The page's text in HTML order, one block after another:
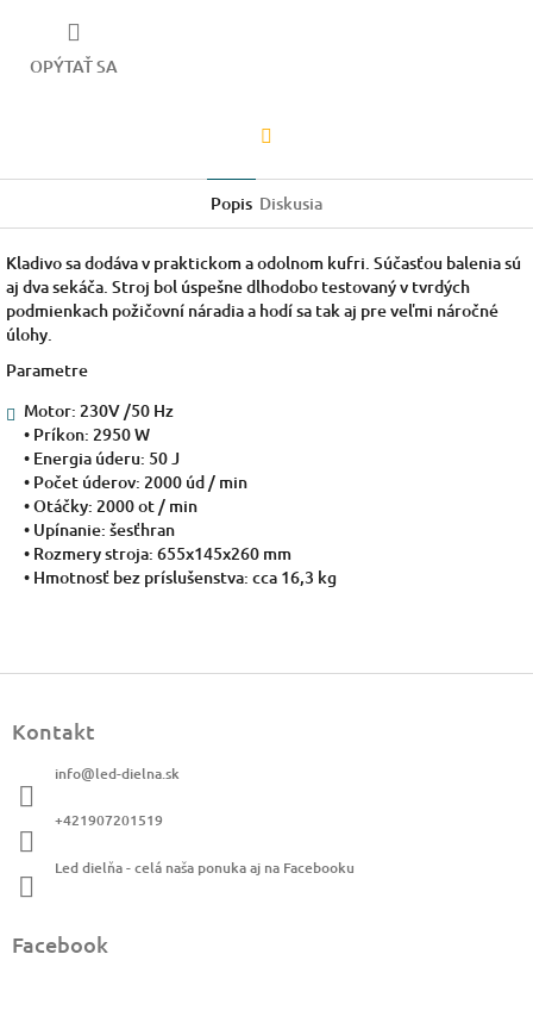
OPÝTAŤ SA
Popis Diskusia
Kladivo sa dodáva v praktickom a odolnom kufri. Súčasťou balenia sú
aj dva sekáča. Stroj bol úspešne dlhodobo testovaný v tvrdých
podmienkach požičovní náradia a hodí sa tak aj pre veľmi náročné
úlohy.
Parametre
Motor: 230V /50 Hz
• Príkon: 2950 W
• Energia úderu: 50 J
• Počet úderov: 2000 úd / min
• Otáčky: 2000 ot / min
• Upínanie: šesťhran
• Rozmery stroja: 655x145x260 mm
• Hmotnosť bez príslušenstva: cca 16,3 kg
Kontakt
info@led-dielna.sk
+421907201519
Led dielňa - celá naša ponuka aj na Facebooku
Facebook